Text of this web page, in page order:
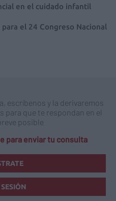
en el cuidado infantil
el 24 Congreso Nacional
escríbenos y la derivaremos
que te respondan en el
posible
para enviar tu consulta